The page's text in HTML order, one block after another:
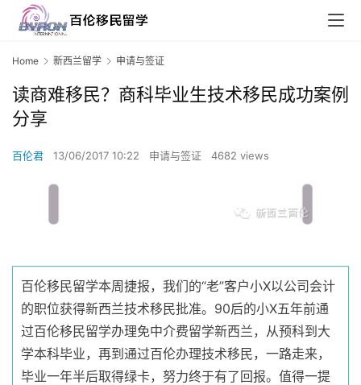
Home 新西兰留学 申请与签证
读商难移民？商科毕业生技术移民成功案例
分享
百伦君 13/06/2017 10:22 申请与签证 4682 views
百伦移民留学本周捷报，我们的“老”客户小X以公司会计
的职位获得新西兰技术移民批准。90后的小X五年前通
过百伦移民留学办理免中介费留学新西兰，从预科到大
学本科毕业，再到通过百伦办理技术移民，一路走来，
毕业一年半后取得绿卡，努力终于有了回报。值得一提